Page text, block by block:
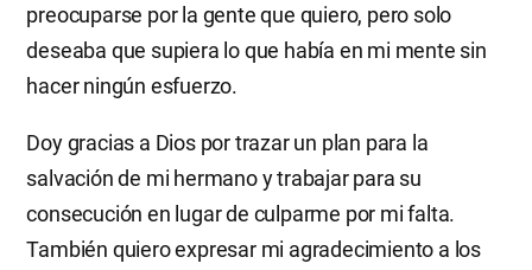
preocuparse por la gente que quiero, pero solo
deseaba que supiera lo que había en mi mente sin
hacer ningún esfuerzo.
Doy gracias a Dios por trazar un plan para la
salvación de mi hermano y trabajar para su
consecución en lugar de culparme por mi falta.
También quiero expresar mi agradecimiento a los